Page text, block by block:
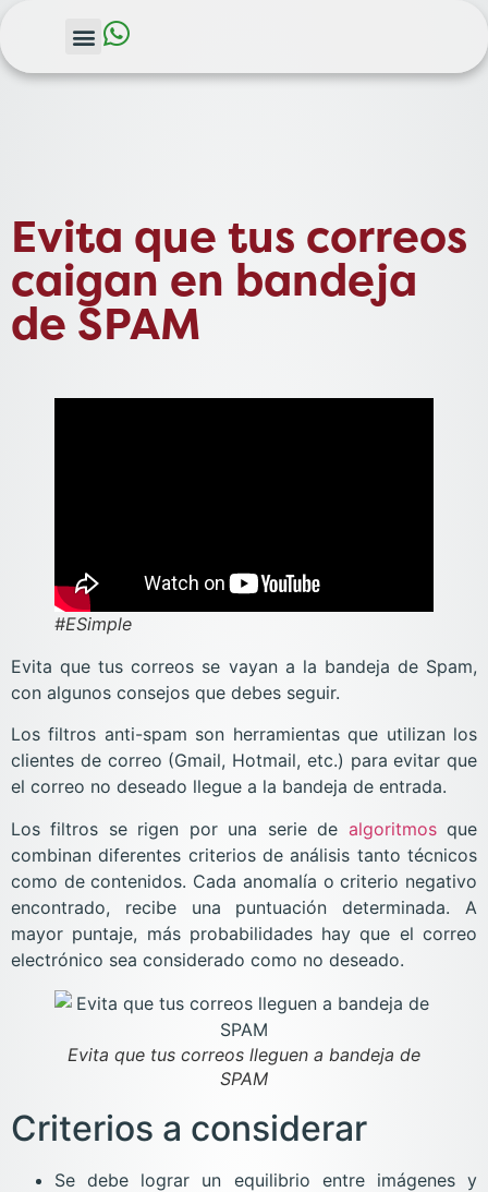
Evita que tus correos
caigan en bandeja
de SPAM
#ESimple
Evita que tus correos se vayan a la bandeja de Spam,
con algunos consejos que debes seguir.
Los filtros anti-spam son herramientas que utilizan los
clientes de correo (Gmail, Hotmail, etc.) para evitar que
el correo no deseado llegue a la bandeja de entrada.
Los filtros se rigen por una serie de algoritmosque
combinan diferentes criterios de análisis tanto técnicos
como de contenidos. Cada anomalía o criterio negativo
encontrado, recibe una puntuación determinada. A
mayor puntaje, más probabilidades hay que el correo
electrónico sea considerado como no deseado.
Evita que tus correos lleguen a bandeja de
SPAM
Criterios a considerar
Se debe lograr un equilibrio entre imágenes y